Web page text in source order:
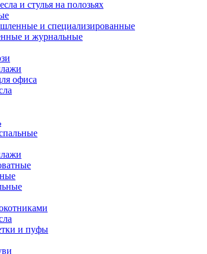
и стулья на полозьях
и специализированные
и журнальные
офиса
и пуфы